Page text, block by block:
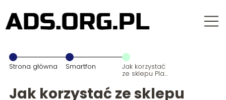
Strona główna Smartfon Jak korzystać
ze sklepu Play:
zasięgu ręki
Jak korzystać ze sklepu